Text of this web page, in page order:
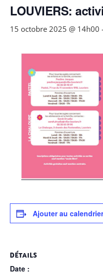
LOUVIERS:
15 octobre 2025 @ 14h00
Ajouter au calendrier
DÉTAILS
Date :